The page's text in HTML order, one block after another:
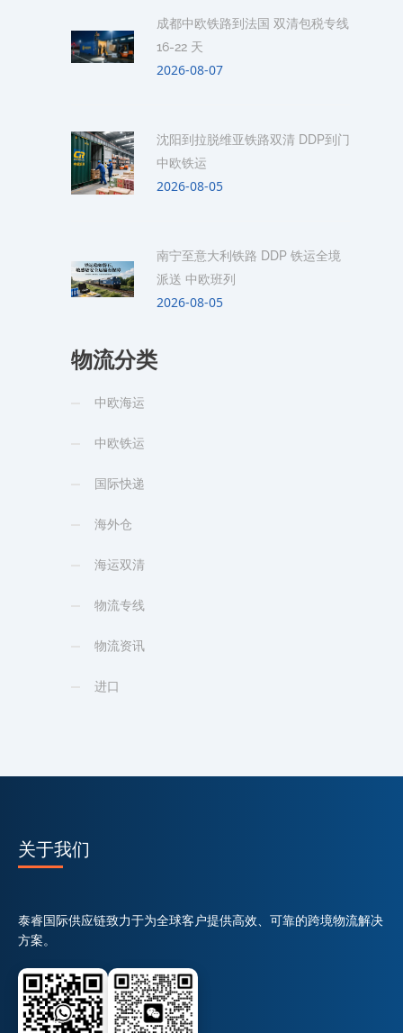
成都中欧铁路到法国 双清包税专线
16-22 天
2026-08-07
沈阳到拉脱维亚铁路双清 DDP到门
中欧铁运
2026-08-05
南宁至意大利铁路 DDP 铁运全境
派送 中欧班列
2026-08-05
物流分类
中欧海运
中欧铁运
国际快递
海外仓
海运双清
物流专线
物流资讯
进口
关于我们
泰睿国际供应链致力于为全球客户提供高效、可靠的跨境物流解决
方案。